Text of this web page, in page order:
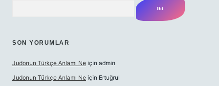
SON YORUMLAR
Judonun Türkçe Anlamı Ne için admin
Judonun Türkçe Anlamı Ne için Ertuğrul